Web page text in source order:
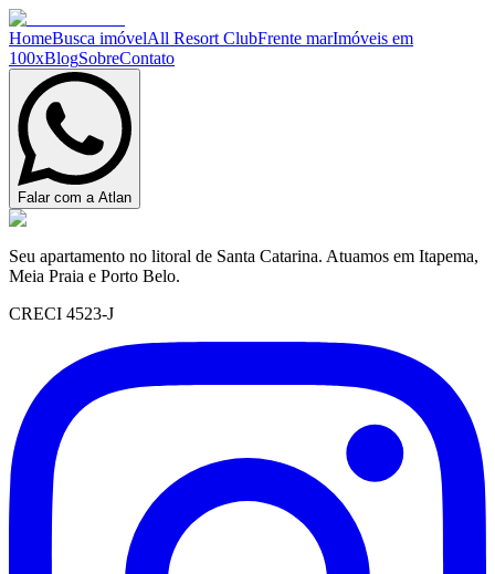
HomeBusca imóvelAll Resort ClubFrente marImóveis em
100xBlogSobreContato
Falar com a Atlan
Seu apartamento no litoral de Santa Catarina. Atuamos em Itapema,
Meia Praia e Porto Belo.
CRECI 4523-J